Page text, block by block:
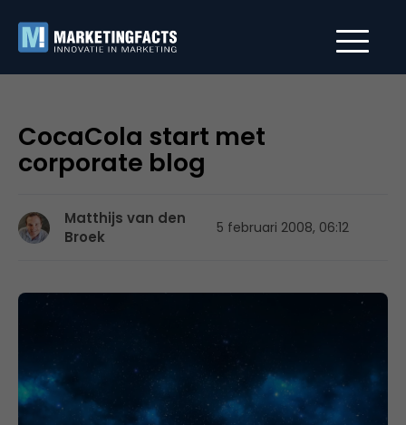
CocaCola start met
corporate blog
Matthijs van den
Broek
5 februari 2008, 06:12